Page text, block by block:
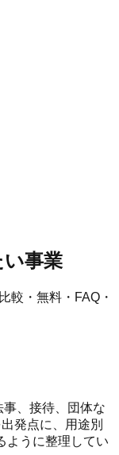
事業
較・無料・FAQ・
、接待、団体な
発点に、用途別
ように整理してい